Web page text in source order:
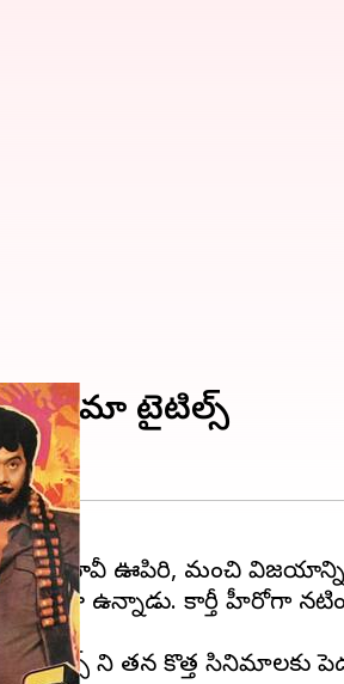
సినిమా టైటిల్స్
మూవీ ఊపిరి, మంచి విజయాన్ని
ఉన్నాడు. కార్తీ హీరోగా
ని తన కొత్త సినిమాలకు